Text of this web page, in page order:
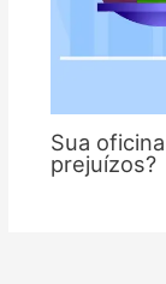
Sua
prejuízos?